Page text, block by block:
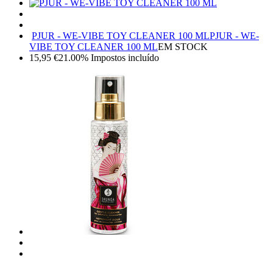
PJUR - WE-VIBE TOY CLEANER 100 MLPJUR - WE-
VIBE TOY CLEANER 100 MLEM STOCK
15,95 €21.00% Impostos incluído